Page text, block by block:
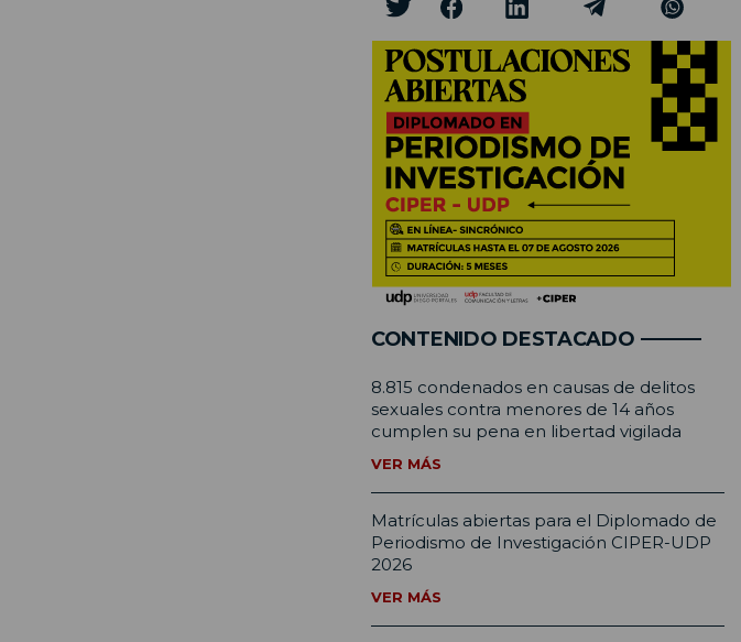
CONTENIDO DESTACADO
8.815 condenados en causas de delitos
sexuales contra menores de 14 años
cumplen su pena en libertad vigilada
VER MÁS
Matrículas abiertas para el Diplomado de
Periodismo de Investigación CIPER-UDP
2026
VER MÁS